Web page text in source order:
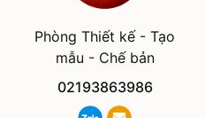
Phòng Thiết kế - Tạo
mẫu - Chế bản
02193863986